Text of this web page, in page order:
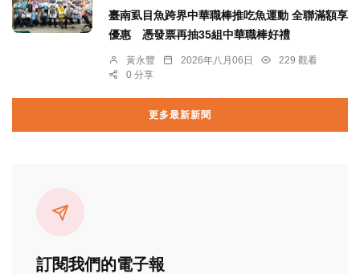
臺南虱目魚跨界中華職棒推吃魚運動 全聯滿額享
優惠 憑發票再抽35組中華職棒好禮
黃永豐 2026年八月06日
229 觀看
0 分享
更多最新新聞
訂閱我們的電子報